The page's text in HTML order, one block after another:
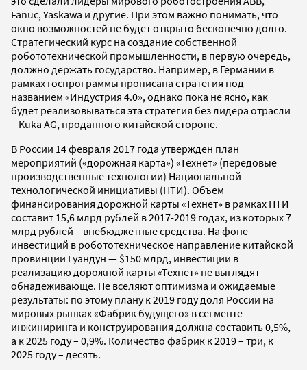
Fanuc, Yaskawa и другие. При этом важно понимать, что
окно возможностей не будет открыто бесконечно долго.
Стратегический курс на создание собственной
робототехнической промышленности, в первую очередь,
должно держать государство. Например, в Германии в
рамках госпрограммы прописана стратегия под
названием «Индустрия 4.0», однако пока не ясно, как
будет реализовываться эта стратегия без лидера отрасли
– Kuka AG, проданного китайской стороне.
В России 14 февраля 2017 года утвержден план
мероприятий («дорожная карта») «Технет» (передовые
производственные технологии) Национальной
технологической инициативы (НТИ). Объем
финансирования дорожной карты «Технет» в рамках НТИ
составит 15,6 млрд рублей в 2017-2019 годах, из которых 7
млрд рублей – внебюджетные средства. На фоне
инвестиций в робототехническое направление китайской
провинции Гуандун — $150 млрд, инвестиции в
реализацию дорожной карты «Технет» не выглядят
обнадеживающе. Не вселяют оптимизма и ожидаемые
результаты: по этому плану к 2019 году доля России на
мировых рынках «Фабрик будущего» в сегменте
инжиниринга и конструирования должна составить 0,5%,
а к 2025 году – 0,9%. Количество фабрик к 2019 – три, к
2025 году – десять.